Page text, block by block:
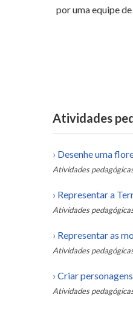
por uma equipe
Atividades
› Desenhe uma
Atividades
› Representar a
Atividades
› Representar as
Atividades
› Criar
Atividades